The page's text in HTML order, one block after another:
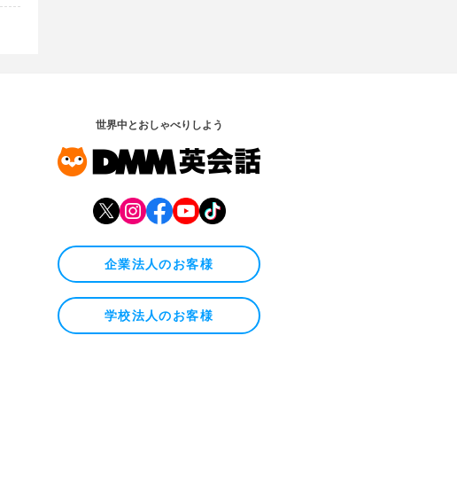
世界中とおしゃべりしよう
企業法人のお客様
学校法人のお客様